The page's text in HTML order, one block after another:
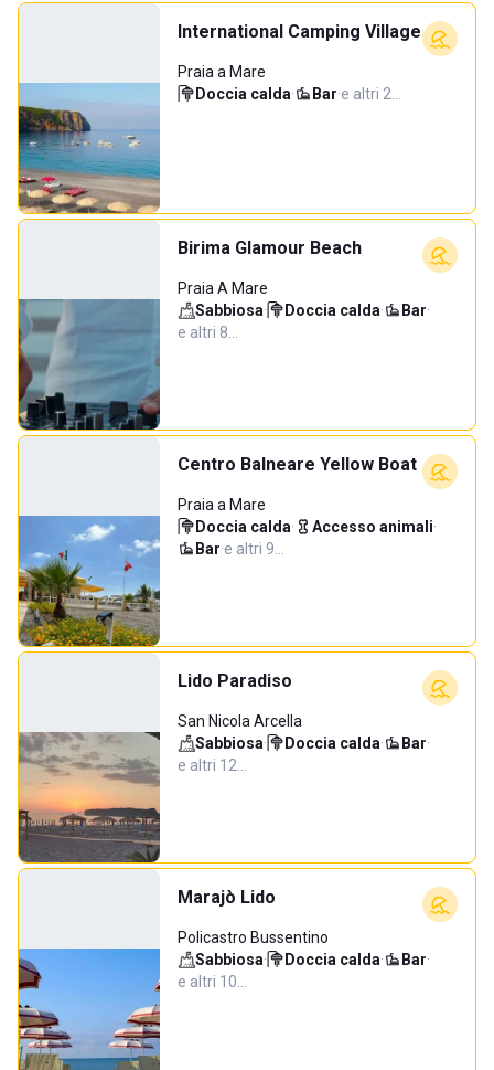
International Camping Village
Praia a Mare
Doccia calda· Bar·e altri 2…
Birima Glamour Beach
Praia A Mare
Sabbiosa· Doccia calda· Bar·
e altri 8…
Centro Balneare Yellow Boat
Praia a Mare
Doccia calda· Accesso animali·
Bar·e altri 9…
Lido Paradiso
San Nicola Arcella
Sabbiosa· Doccia calda· Bar·
e altri 12…
Marajò Lido
Policastro Bussentino
Sabbiosa· Doccia calda· Bar·
e altri 10…